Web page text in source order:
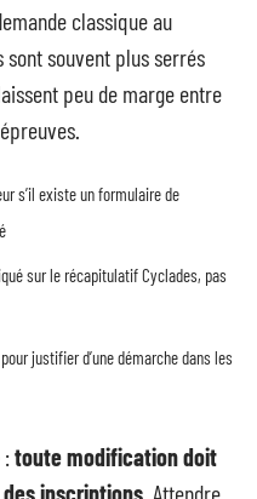
classique au
sont souvent plus serrés
peu de marge entre
s’il existe un formulaire de
sur le récapitulatif Cyclades, pas
justifier d’une démarche dans les
:toute modification doit
inscriptions. Attendre